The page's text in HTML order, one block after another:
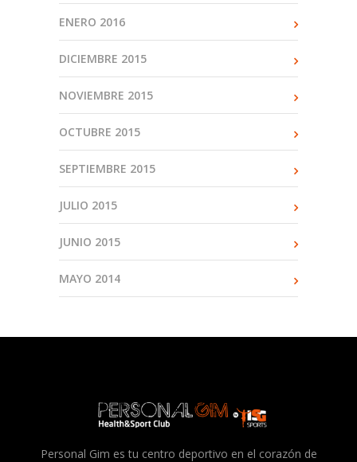
ENERO 2016
DICIEMBRE 2015
NOVIEMBRE 2015
OCTUBRE 2015
SEPTIEMBRE 2015
JULIO 2015
JUNIO 2015
MAYO 2014
Personal Gim es tu centro deportivo en el corazón de